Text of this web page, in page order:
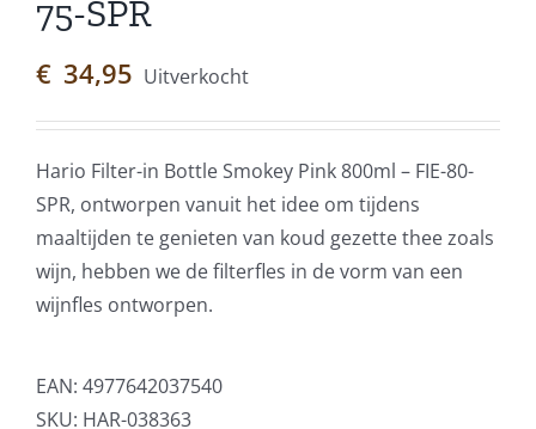
75-SPR
€ 34,95 Uitverkocht
Hario Filter-in Bottle Smokey Pink 800ml – FIE-80-
SPR, ontworpen vanuit het idee om tijdens
maaltijden te genieten van koud gezette thee zoals
wijn, hebben we de filterfles in de vorm van een
wijnfles ontworpen.
EAN: 4977642037540
SKU: HAR-038363